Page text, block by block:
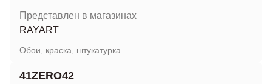
Представлен в магазинах
RAYART
Обои, краска, штукатурка
41ZERO42